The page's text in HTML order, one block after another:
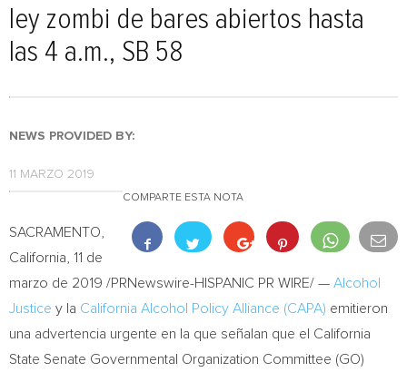
ley zombi de bares abiertos hasta
las 4 a.m., SB 58
NEWS PROVIDED BY:
11 MARZO 2019
COMPARTE ESTA NOTA
SACRAMENTO,
California , 11 de
marzo de 2019 /PRNewswire-HISPANIC PR WIRE/ — Alcohol
Justice y la California Alcohol Policy Alliance (CAPA) emitieron
una advertencia urgente en la que señalan que el California
State Senate Governmental Organization Committee (GO)